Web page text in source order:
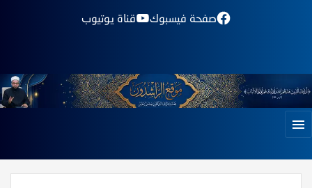
صفحة فيسبوك قناة يوتيوب